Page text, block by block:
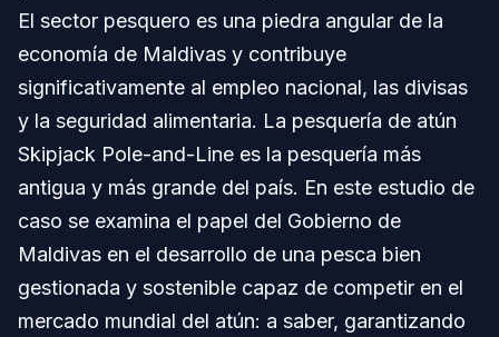
El sector pesquero es una piedra angular de la
economía de Maldivas y contribuye
significativamente al empleo nacional, las divisas
y la seguridad alimentaria. La pesquería de atún
Skipjack Pole-and-Line es la pesquería más
antigua y más grande del país. En este estudio de
caso se examina el papel del Gobierno de
Maldivas en el desarrollo de una pesca bien
gestionada y sostenible capaz de competir en el
mercado mundial del atún: a saber, garantizando